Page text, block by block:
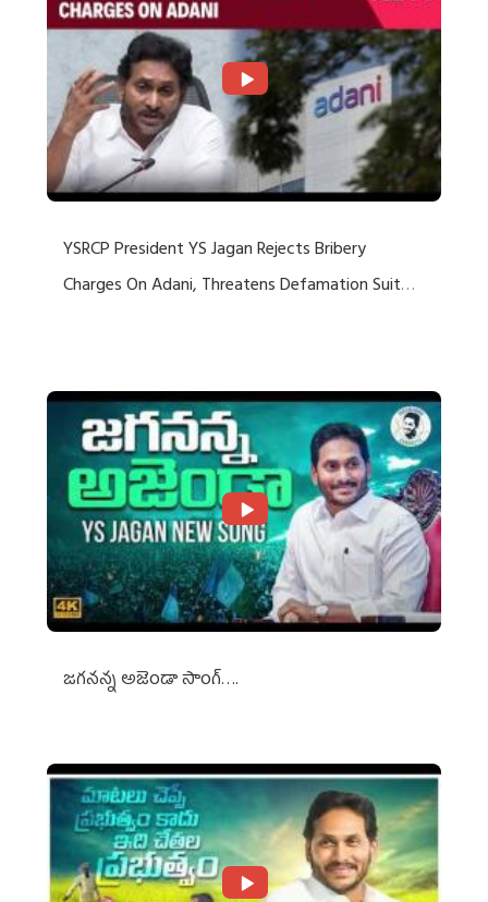
YSRCP President YS Jagan Rejects Bribery
Charges On Adani, Threatens Defamation Suit
జగనన్న అజెండా సాంగ్….